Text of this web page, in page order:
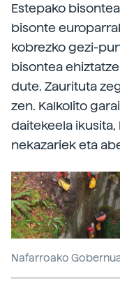
Estepako
bisonte
kobrezko gezi-
bisontea
dute. Zaurituta
zen. Kalkolito
daitekeela
nekazariek eta
Nafarroako